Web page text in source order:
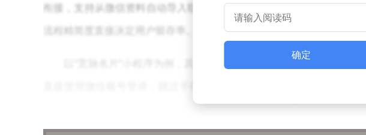
衔接，支持从微信资料自动导入联系方式，大幅缩短操作时间。任何冗
流程精简度直接决定用户留存率。
以“宽脉名片”小程序为例，其操作路径充分体现了高效设计理念。
板，用户可根据职业属性快速定位。信息填充环节支持手动输入或微信
即可预览效果。最终生成的名片包含专属二维码与分享链接，用户可
确定